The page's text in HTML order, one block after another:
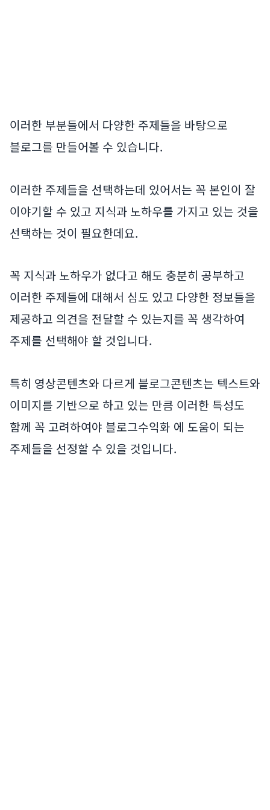
이러한 부분들에서 다양한 주제들을 바탕으로
블로그를 만들어볼 수 있습니다.
이러한 주제들을 선택하는데 있어서는 꼭 본인이 잘
이야기할 수 있고 지식과 노하우를 가지고 있는 것을
선택하는 것이 필요한데요.
꼭 지식과 노하우가 없다고 해도 충분히 공부하고
이러한 주제들에 대해서 심도 있고 다양한 정보들을
제공하고 의견을 전달할 수 있는지를 꼭 생각하여
주제를 선택해야 할 것입니다.
특히 영상콘텐츠와 다르게 블로그콘텐츠는 텍스트와
이미지를 기반으로 하고 있는 만큼 이러한 특성도
함께 꼭 고려하여야 블로그수익화 에 도움이 되는
주제들을 선정할 수 있을 것입니다.